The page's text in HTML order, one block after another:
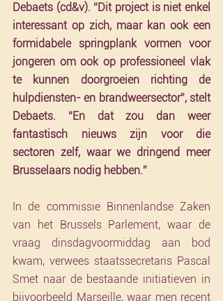
Debaets (cd&v). “Dit project is niet enkel
interessant op zich, maar kan ook een
formidabele springplank vormen voor
jongeren om ook op professioneel vlak
te kunnen doorgroeien richting de
hulpdiensten- en brandweersector”, stelt
Debaets. “En dat zou dan weer
fantastisch nieuws zijn voor die
sectoren zelf, waar we dringend meer
Brusselaars nodig hebben.”
In de commissie Binnenlandse Zaken
van het Brussels Parlement, waar de
vraag dinsdagvoormiddag aan bod
kwam, verwees staatssecretaris Pascal
Smet naar de bestaande initiatieven in
bijvoorbeeld Marseille, waar men recent